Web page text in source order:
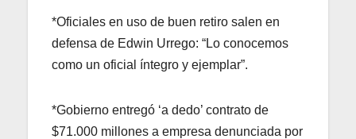
*Oficiales en uso de buen retiro salen en
defensa de Edwin Urrego: “Lo conocemos
como un oficial íntegro y ejemplar”.
*Gobierno entregó ‘a dedo’ contrato de
$71.000 millones a empresa denunciada por